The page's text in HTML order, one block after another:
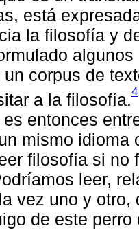
está
la filosofía y
corpus de
a la filosofía.4
entonces
mismo idioma
filosofía si no
leer,
vez uno y otro,
de este